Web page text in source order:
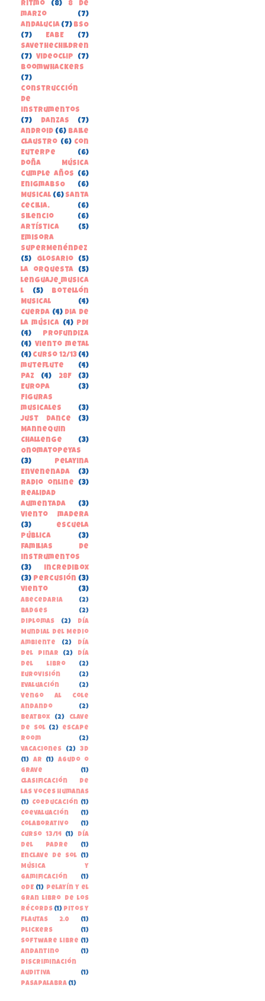
Ritmo (8)
8 de
marzo
(7)
Andalucia (7) BSO
(7)
EABE
(7)
SaveTheChildren
(7) Videoclip
(7)
boomwhackers
(7)
construcción
de
instrumentos
(7)
danzas
(7)
Android (6) Baile
Claustro (6) Con
Euterpe
(6)
Doña Música
cumple años
(6)
EnigmaBSO
(6)
Musical (6) Santa
Cecilia.
(6)
Silencio
(6)
Artística
(5)
Emisora
SuperMenéndez
(5)
Glosario
(5)
la orquesta
(5)
lenguaje_musica
l
(5)
Botellón
Musical
(4)
Cuerda (4) Dia de
la música (4) PDI
(4)
Profundiza
(4) Viento metal
(4) curso 12/13 (4)
muteflute
(4)
paz
(4) 28F
(3)
Europa
(3)
Figuras
musicales
(3)
Just Dance
(3)
Mannequin
Challenge
(3)
Onomatopeyas
(3)
Pelayina
Envenenada
(3)
Radio online
(3)
Realidad
Aumentada
(3)
Viento madera
(3)
escuela
pública
(3)
familias de
instrumentos
(3)
incredibox
(3) percusión (3)
viento
(3)
Abecedaria
(2)
Badges
(2)
Diplomas
(2)
Día
Mundial del Medio
Ambiente
(2)
Día
del Pinar
(2)
Día
del libro
(2)
Eurovisión
(2)
Evaluación
(2)
Vengo al cole
andando
(2)
beatbox
(2)
clave
de sol (2)
escape
room
(2)
vacaciones
(2)
3D
(1)
AR (1)
Agudo o
grave
(1)
Clasificación de
las voces humanas
(1) Coeducación (1)
Coevaluación
(1)
Colaborativo
(1)
Curso 13/14
(1)
Día
del Padre
(1)
Enclave de Sol
(1)
Música y
gamificación
(1)
ODE (1)
Pelayín y el
gran libro de los
récords (1) Pitos y
Flautas 2.0
(1)
Plickers
(1)
Software libre (1)
andantino
(1)
discriminación
auditiva
(1)
pasapalabra (1)